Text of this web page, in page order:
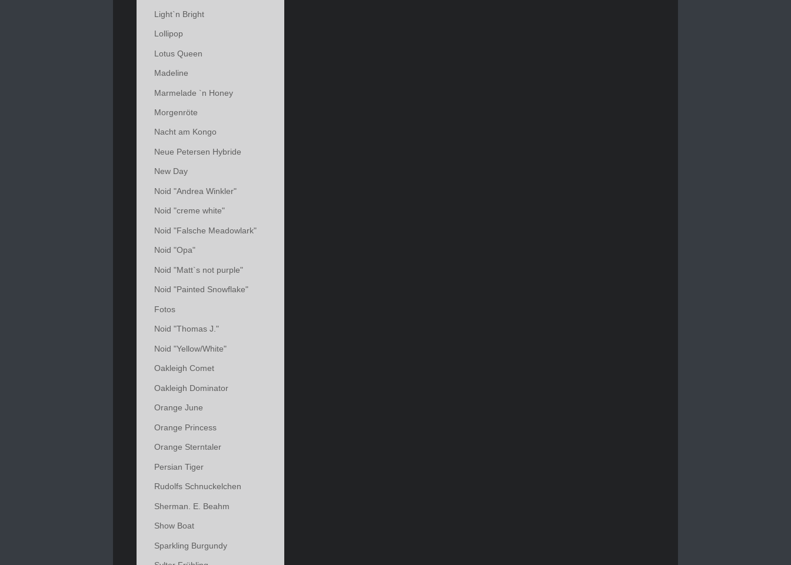
Light`n Bright
Lollipop
Lotus Queen
Madeline
Marmelade `n Honey
Morgenröte
Nacht am Kongo
Neue Petersen Hybride
New Day
Noid "Andrea Winkler"
Noid "creme white"
Noid "Falsche Meadowlark"
Noid "Opa"
Noid "Matt`s not purple"
Noid "Painted Snowflake"
Fotos
Noid "Thomas J."
Noid "Yellow/White"
Oakleigh Comet
Oakleigh Dominator
Orange June
Orange Princess
Orange Sterntaler
Persian Tiger
Rudolfs Schnuckelchen
Sherman. E. Beahm
Show Boat
Sparkling Burgundy